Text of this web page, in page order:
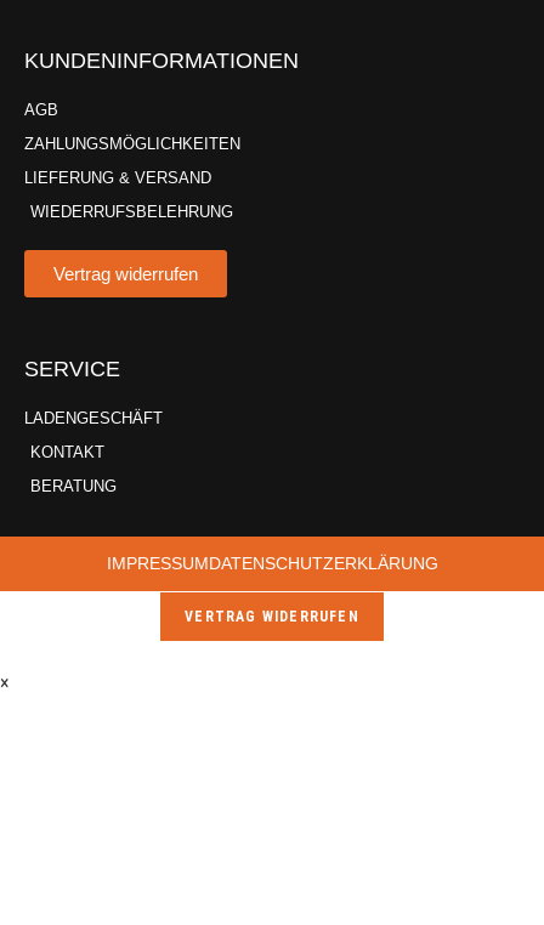
KUNDENINFORMATIONEN
AGB
ZAHLUNGSMÖGLICHKEITEN
LIEFERUNG & VERSAND
WIEDERRUFSBELEHRUNG
Vertrag widerrufen
SERVICE
LADENGESCHÄFT
KONTAKT
BERATUNG
IMPRESSUMDATENSCHUTZERKLÄRUNG
VERTRAG WIDERRUFEN
×